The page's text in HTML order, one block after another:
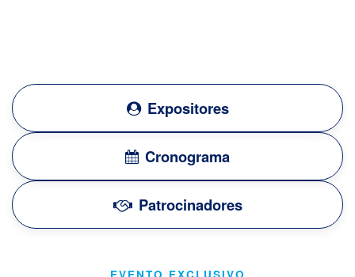
Expositores
Cronograma
Patrocinadores
EVENTO EXCLUSIVO